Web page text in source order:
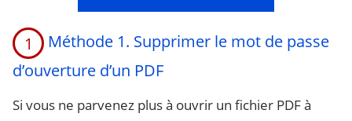
1
Méthode 1. Supprimer le mot de passe
d’ouverture d’un PDF
Si vous ne parvenez plus à ouvrir un fichier PDF à